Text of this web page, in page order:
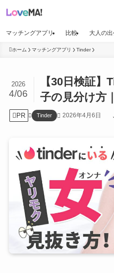
マッチングアプリ 比較 大人の
ホーム マッチングアプリ Tinder
【30日検証
子の見分け方
2026
4/06
PR Tinder 2026年4月6日